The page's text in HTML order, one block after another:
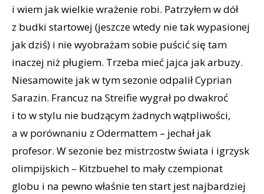
i wiem jak wielkie wrażenie robi. Patrzyłem w dół
z budki startowej (jeszcze wtedy nie tak wypasionej
jak dziś) i nie wyobrażam sobie puścić się tam
inaczej niż pługiem. Trzeba mieć jajca jak arbuzy.
Niesamowite jak w tym sezonie odpalił Cyprian
Sarazin. Francuz na Streifie wygrał po dwakroć
i to w stylu nie budzącym żadnych wątpliwości,
a w porównaniu z Odermattem – jechał jak
profesor. W sezonie bez mistrzostw świata i igrzysk
olimpijskich – Kitzbuehel to mały czempionat
globu i na pewno właśnie ten start jest najbardziej